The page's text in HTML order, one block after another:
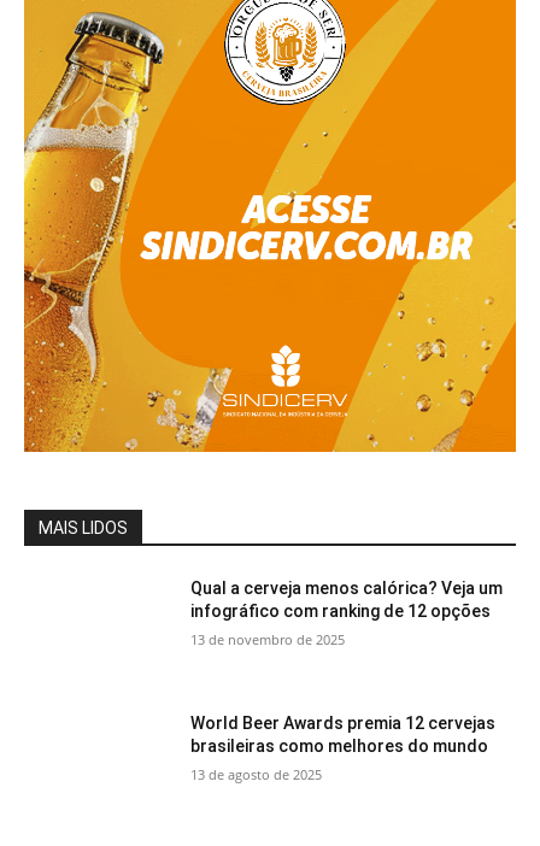
MAIS LIDOS
Qual a cerveja menos calórica? Veja um
infográfico com ranking de 12 opções
13 de novembro de 2025
World Beer Awards premia 12 cervejas
brasileiras como melhores do mundo
13 de agosto de 2025